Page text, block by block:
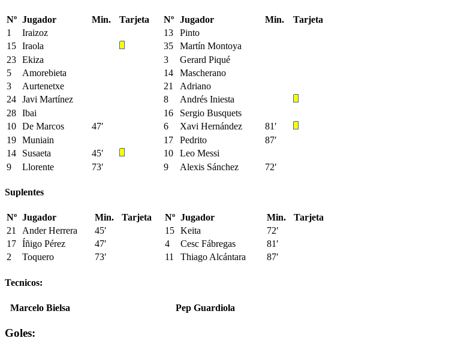
Nº Jugador Min. Tarjeta Nº Jugador Min.
Tarjeta
1
Iraizoz 13
Pinto
15 Iraola 35
Martín Montoya
23 Ekiza 3
Gerard Piqué
5
Amorebieta 14
Mascherano
3
Aurtenetxe 21
Adriano
24 Javi Martínez 8
Andrés Iniesta
28 Ibai 16
Sergio Busquets
10 De Marcos 47′ 6 Xavi Hernández
81′
19 Muniain 17 Pedrito
87′
14
Susaeta 45′ 10
Leo Messi
9
Llorente 73′ 9 Alexis Sánchez 72′
Suplentes
Nº Jugador Min. Tarjeta Nº Jugador Min.
Tarjeta
21
Ander Herrera 45′ 15 Keita
72′
17 Íñigo Pérez 47′ 4 Cesc Fábregas
81′
2
Toquero 73′ 11 Thiago Alcántara 87′
Tecnicos:
Marcelo Bielsa Pep Guardiola
Goles: